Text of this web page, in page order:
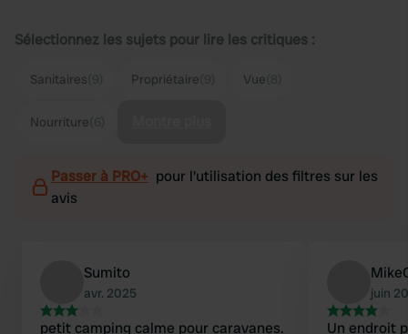
Sélectionnez les sujets pour lire les critiques :
Sanitaires Propriétaire Vue
Nourriture
Passer à PRO+ pour l'utilisation des filtres sur les
avis
Sumito
avr. 2025
petit camping calme pour caravanes.
juin
Un endroit